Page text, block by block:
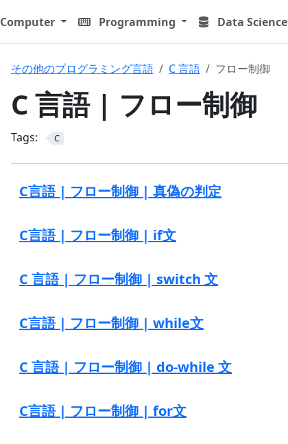
Computer Programming Data Science
その他のプログラミング言語 C 言語 フロー制御
C 言語 | フロー制御
Tags: C
C言語 | フロー制御 | 真偽の判定
C言語 | フロー制御 | if文
C 言語 | フロー制御 | switch 文
C言語 | フロー制御 | while文
C 言語 | フロー制御 | do-while 文
C言語 | フロー制御 | for文